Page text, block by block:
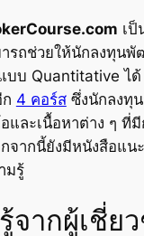
เป็
รถช่วยให้นักลงทุนพั
บบ Quantitative ได้
4 คอร์สซึ่งนักลงทุน
และเนื้อหาต่าง ๆ ที่
จากนี้ยังมีหนังสือแน
มรู้
จากผู้เชี่ย